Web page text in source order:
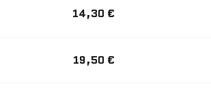
14,30 €
19,50 €